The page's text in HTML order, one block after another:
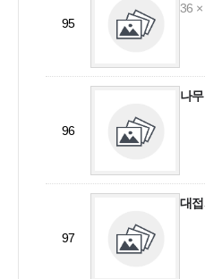
95
36 ×
96
나
97
대